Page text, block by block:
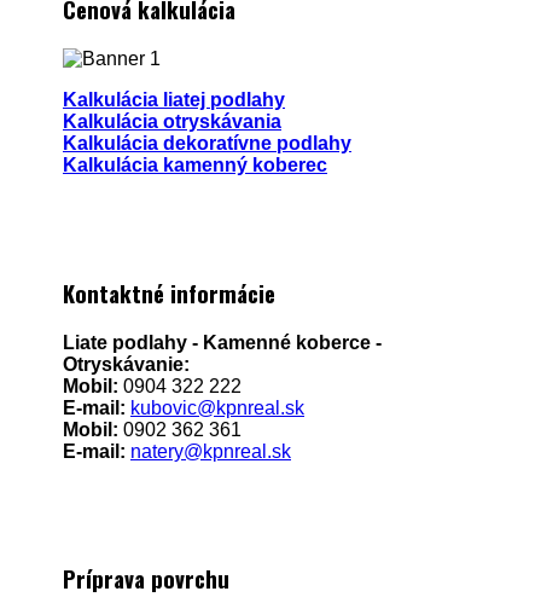
Cenová kalkulácia
Kalkulácia liatej podlahy
Kalkulácia otryskávania
Kalkulácia dekoratívne podlahy
Kalkulácia kamenný koberec
Kontaktné informácie
Liate podlahy - Kamenné koberce -
Otryskávanie:
Mobil: 0904 322 222
E-mail: kubovic@kpnreal.sk
Mobil: 0902 362 361
E-mail: natery@kpnreal.sk
Príprava povrchu